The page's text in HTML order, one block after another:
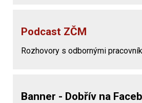
Podcast ZČM
Rozhovory s odbornými
Banner - Dobřív na